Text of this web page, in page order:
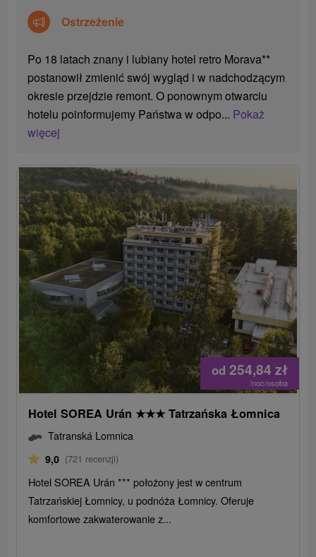
Ostrzeżenie
Po 18 latach znany i lubiany hotel retro Morava**
postanowił zmienić swój wygląd i w nadchodzącym
okresie przejdzie remont. O ponownym otwarciu
hotelu poinformujemy Państwa w odpo... Pokaż
więcej
od 254,84 zł
/noc/osoba
Hotel SOREA Urán ★★★ Tatrzańska Łomnica
Tatranská Lomnica
9,0 (721 recenzji)
Hotel SOREA Urán *** położony jest w centrum
Tatrzańskiej Łomnicy, u podnóża Łomnicy. Oferuje
komfortowe zakwaterowanie z...